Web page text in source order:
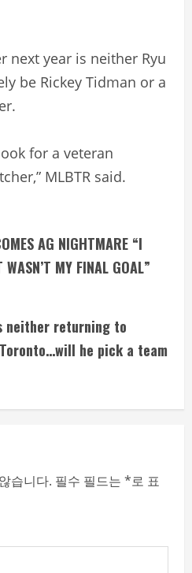
next year is neither Ryu
be Rickey Tidman or a
for a veteran
MLBTR said.
AG NIGHTMARE “I
MY FINAL GOAL”
neither returning to
he pick a team
습니다. 필수 필드는 *로 표